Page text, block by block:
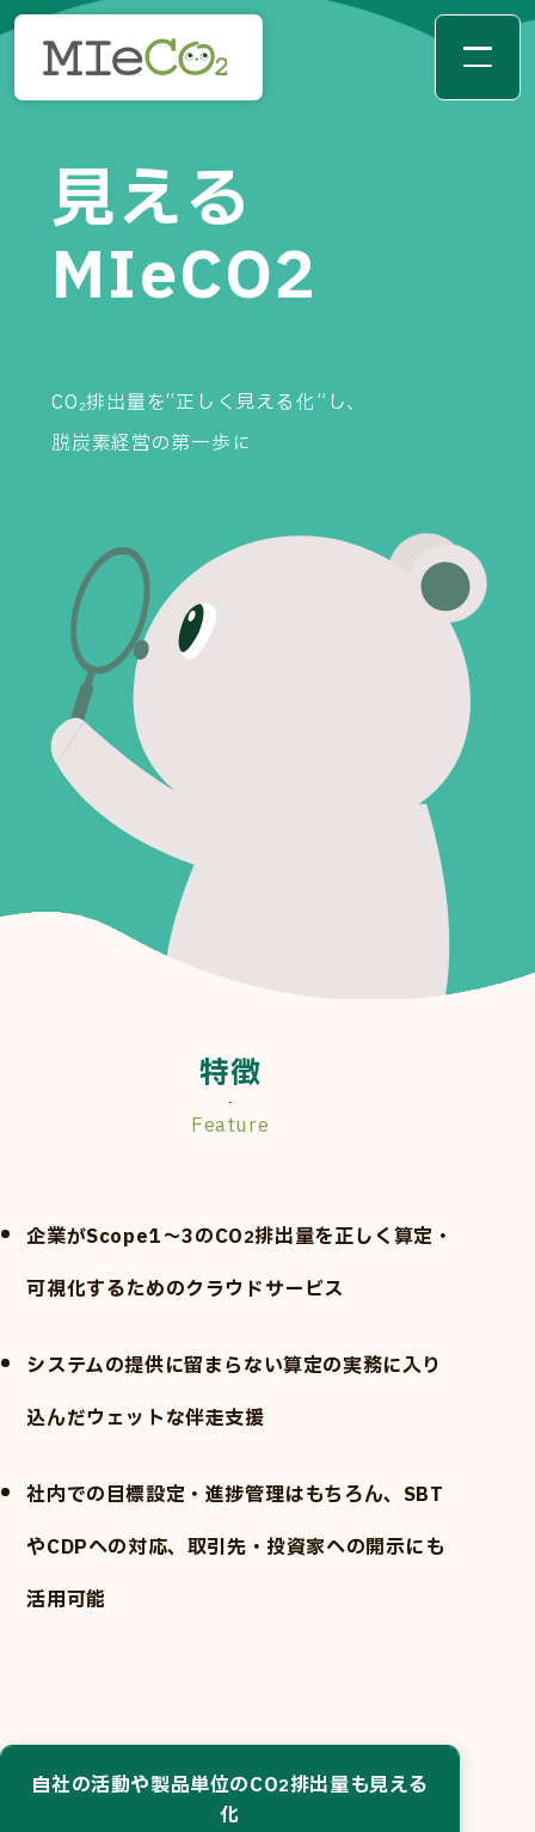
見える
MIeCO2
CO₂排出量を“正しく見える化”し、
脱炭素経営の第一歩に
特徴
企業がScope1〜3のCO2排出量を正しく算定・
可視化するためのクラウドサービス
システムの提供に留まらない算定の実務に入り
込んだウェットな伴走支援
社内での目標設定・進捗管理はもちろん、SBT
やCDPへの対応、取引先・投資家への開示にも
活用可能
自社の活動や製品単位のCO2排出量も見える
化